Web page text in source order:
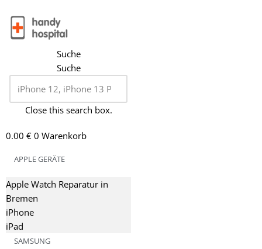
Zum
Suche
Suche
Close this search box.
0.00 € 0 Warenkorb
APPLE GERÄTE
Apple Watch Reparatur in
Bremen
iPhone
iPad
SAMSUNG